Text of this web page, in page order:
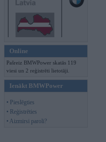
Online
Pašreiz BMWPower skatās 119
viesi un 2 reģistrēti lietotāji.
Ienākt BMWPower
• Pieslēgties
• Reģistrēties
• Aizmirsi paroli?